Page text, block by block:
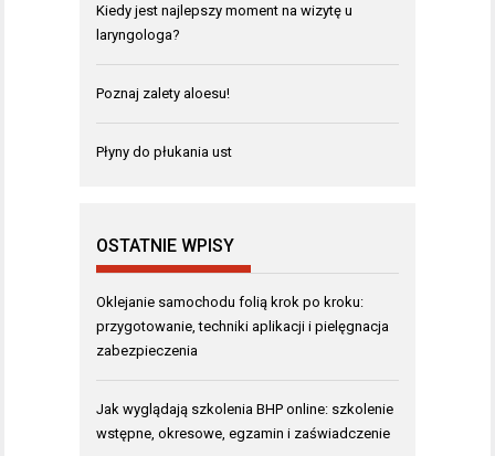
Kiedy jest najlepszy moment na wizytę u
laryngologa?
Poznaj zalety aloesu!
Płyny do płukania ust
OSTATNIE WPISY
Oklejanie samochodu folią krok po kroku:
przygotowanie, techniki aplikacji i pielęgnacja
zabezpieczenia
Jak wyglądają szkolenia BHP online: szkolenie
wstępne, okresowe, egzamin i zaświadczenie